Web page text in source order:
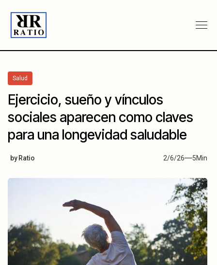
Salud
Ejercicio, sueño y vínculos
sociales aparecen como claves
para una longevidad saludable
by Ratio 2/6/26 5Min